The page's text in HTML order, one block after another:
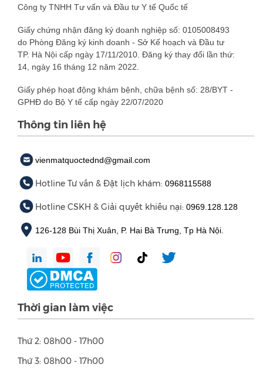
Công ty TNHH Tư vấn và Đầu tư Y tế Quốc tế
Giấy chứng nhận đăng ký doanh nghiệp số: 0105008493
do Phòng Đăng ký kinh doanh - Sở Kế hoạch và Đầu tư
TP. Hà Nội cấp ngày 17/11/2010. Đăng ký thay đổi lần thứ:
14, ngày 16 tháng 12 năm 2022.
Giấy phép hoạt động khám bệnh, chữa bệnh số: 28/BYT -
GPHĐ do Bộ Y tế cấp ngày 22/07/2020
Thông tin liên hệ
vienmatquoctednd@gmail.com
Hotline Tư vấn & Đặt lịch khám: 0968115588
Hotline CSKH & Giải quyết khiếu nại: 0969.128.128
126-128 Bùi Thị Xuân, P. Hai Bà Trưng, Tp Hà Nội.
Thời gian làm việc
Thứ 2: 08h00 - 17h00
Thứ 3: 08h00 - 17h00